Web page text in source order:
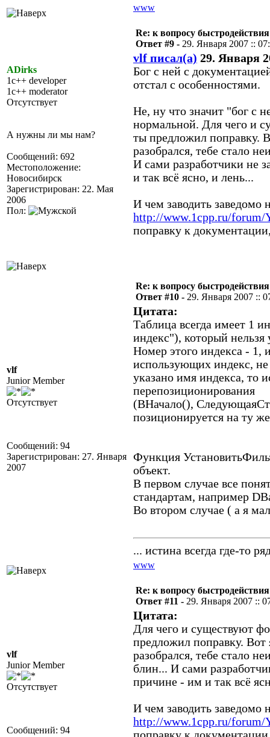
www
ADirks
1c++ developer
1c++ moderator
Отсутствует
А нужны ли мы нам?
Сообщений: 692
Местоположение:
Новосибирск
Зарегистрирован: 22. Мая
2006
Пол:
Re: к вопросу
Ответ #9 - 29. Января 2007 ::
vlf писал(а) 29. Января
Бог с ней с
отстал с особенностями.
Не, ну что значит "бог с
нормальной. Для чего и
ты предложил поправку.
разобрался, тебе стало
И сами разработчики не
и так всё ясно, и лень...
И чем заводить
http://www.1cpp.ru/forum/
поправку к
vlf
Junior Member
Отсутствует
Сообщений: 94
Зарегистрирован: 27. Января
2007
Re: к вопросу
Ответ #10 - 29. Января 2007 ::
Цитата:
Таблица всегда имеет 1
индекс"), который нельзя
Номер этого индекса - 1,
использующих индекс, не
указано имя индекса, то
перепозиционирования
(ВНачало(),
позиционируется на ту
Функция
объект.
В первом случае все
стандартам, например
Во втором случае ( а я
... истина всегда где-то
www
vlf
Junior Member
Отсутствует
Сообщений: 94
Re: к вопросу
Ответ #11 - 29. Января 2007 ::
Цитата:
Для чего и существуют
предложил поправку. Вот
разобрался, тебе стало
блин... И сами
причине - им и так всё
И чем заводить
http://www.1cpp.ru/forum/